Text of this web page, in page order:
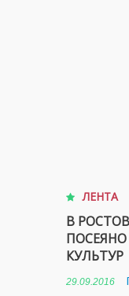
ЛЕНТА
В
ПОСЕЯНО
КУЛЬТУР
29.09.2016